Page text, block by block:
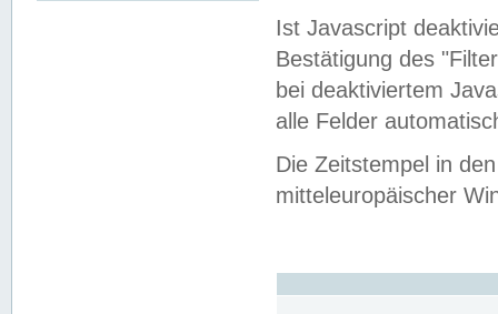
Ist Javascript
Bestätigung des
bei deaktiviertem
alle Felder
Die Zeitstempel in
mitteleuropäischer